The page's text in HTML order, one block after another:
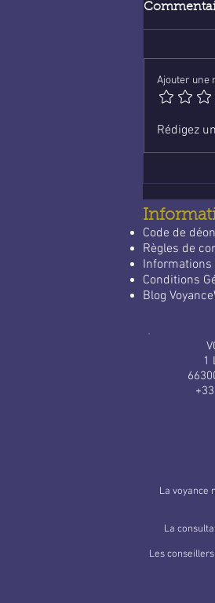
Ajouter une
Rédigez
Code de
Règles de
Informations
Conditions
Blog
1
La voyance
La
Les